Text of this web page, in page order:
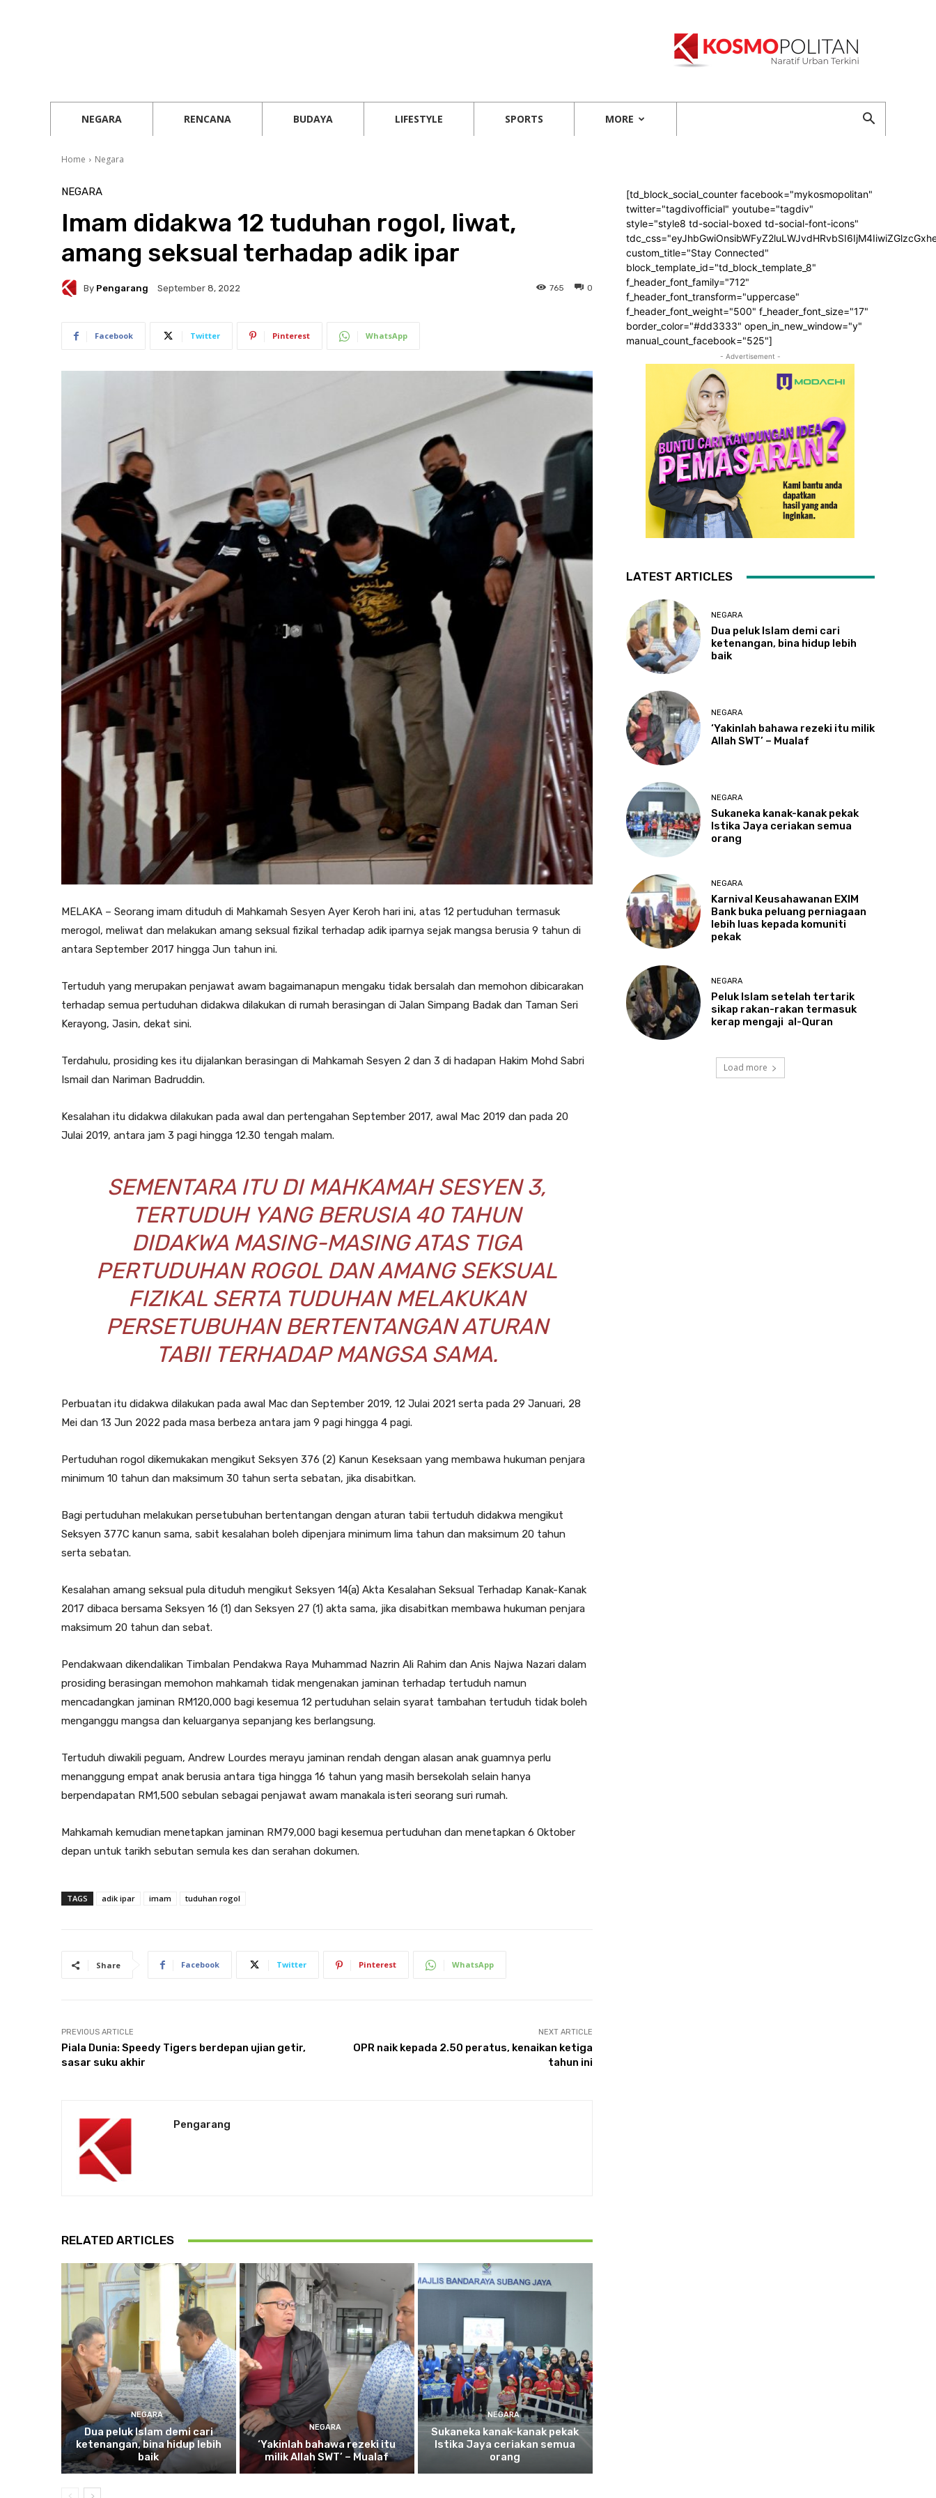
NEGARA RENCANA BUDAYA LIFESTYLE SPORTS MORE
Home Negara
NEGARA
Imam didakwa 12 tuduhan rogol, liwat,
amang seksual terhadap adik ipar
By Pengarang September 8, 2022 0
765
Facebook Twitter Pinterest WhatsApp
MELAKA – Seorang imam dituduh di Mahkamah Sesyen Ayer Keroh hari ini, atas 12 pertuduhan termasuk
merogol, meliwat dan melakukan amang seksual fizikal terhadap adik iparnya sejak mangsa berusia 9 tahun di
antara September 2017 hingga Jun tahun ini.
Tertuduh yang merupakan penjawat awam bagaimanapun mengaku tidak bersalah dan memohon dibicarakan
terhadap semua pertuduhan didakwa dilakukan di rumah berasingan di Jalan Simpang Badak dan Taman Seri
Kerayong, Jasin, dekat sini.
Terdahulu, prosiding kes itu dijalankan berasingan di Mahkamah Sesyen 2 dan 3 di hadapan Hakim Mohd Sabri
Ismail dan Nariman Badruddin.
Kesalahan itu didakwa dilakukan pada awal dan pertengahan September 2017, awal Mac 2019 dan pada 20
Julai 2019, antara jam 3 pagi hingga 12.30 tengah malam.
SEMENTARA ITU DI MAHKAMAH SESYEN 3,
TERTUDUH YANG BERUSIA 40 TAHUN
DIDAKWA MASING-MASING ATAS TIGA
PERTUDUHAN ROGOL DAN AMANG SEKSUAL
FIZIKAL SERTA TUDUHAN MELAKUKAN
PERSETUBUHAN BERTENTANGAN ATURAN
TABII TERHADAP MANGSA SAMA.
Perbuatan itu didakwa dilakukan pada awal Mac dan September 2019, 12 Julai 2021 serta pada 29 Januari, 28
Mei dan 13 Jun 2022 pada masa berbeza antara jam 9 pagi hingga 4 pagi.
Pertuduhan rogol dikemukakan mengikut Seksyen 376 (2) Kanun Keseksaan yang membawa hukuman penjara
minimum 10 tahun dan maksimum 30 tahun serta sebatan, jika disabitkan.
Bagi pertuduhan melakukan persetubuhan bertentangan dengan aturan tabii tertuduh didakwa mengikut
Seksyen 377C kanun sama, sabit kesalahan boleh dipenjara minimum lima tahun dan maksimum 20 tahun
serta sebatan.
Kesalahan amang seksual pula dituduh mengikut Seksyen 14(a) Akta Kesalahan Seksual Terhadap Kanak-Kanak
2017 dibaca bersama Seksyen 16 (1) dan Seksyen 27 (1) akta sama, jika disabitkan membawa hukuman penjara
maksimum 20 tahun dan sebat.
Pendakwaan dikendalikan Timbalan Pendakwa Raya Muhammad Nazrin Ali Rahim dan Anis Najwa Nazari dalam
prosiding berasingan memohon mahkamah tidak mengenakan jaminan terhadap tertuduh namun
mencadangkan jaminan RM120,000 bagi kesemua 12 pertuduhan selain syarat tambahan tertuduh tidak boleh
menganggu mangsa dan keluarganya sepanjang kes berlangsung.
Tertuduh diwakili peguam, Andrew Lourdes merayu jaminan rendah dengan alasan anak guamnya perlu
menanggung empat anak berusia antara tiga hingga 16 tahun yang masih bersekolah selain hanya
berpendapatan RM1,500 sebulan sebagai penjawat awam manakala isteri seorang suri rumah.
Mahkamah kemudian menetapkan jaminan RM79,000 bagi kesemua pertuduhan dan menetapkan 6 Oktober
depan untuk tarikh sebutan semula kes dan serahan dokumen.
TAGS adik ipar imam tuduhan rogol
Share Facebook Twitter Pinterest WhatsApp
PREVIOUS ARTICLE
Piala Dunia: Speedy Tigers berdepan ujian getir,
sasar suku akhir
NEXT ARTICLE
OPR naik kepada 2.50 peratus, kenaikan ketiga
tahun ini
Pengarang
RELATED ARTICLES
NEGARA
Duapeluk Islam demi cari
ketenangan, bina hidup lebih
baik
NEGARA
‘Yakinlahbahawa rezeki itu
milik Allah SWT’ – Mualaf
NEGARA
Sukaneka kanak-kanak pekak
Istika Jaya ceriakan semua
orang
[td_block_social_counter facebook="mykosmopolitan"
twitter="tagdivofficial" youtube="tagdiv"
style="style8 td-social-boxed td-social-font-icons"
custom_title="Stay Connected"
block_template_id="td_block_template_8"
f_header_font_family="712"
f_header_font_transform="uppercase"
f_header_font_weight="500" f_header_font_size="17"
border_color="#dd3333" open_in_new_window="y"
manual_count_facebook="525"]
- Advertisement -
LATEST ARTICLES
NEGARA
Dua peluk Islam demi cari
ketenangan, bina hidup lebih
baik
NEGARA
‘Yakinlah bahawa rezeki itu milik
Allah SWT’ – Mualaf
NEGARA
Sukaneka kanak-kanak pekak
Istika Jaya ceriakan semua
orang
NEGARA
Karnival Keusahawanan EXIM
Bank buka peluang perniagaan
lebih luas kepada komuniti
pekak
NEGARA
PelukIslam setelah tertarik
sikap rakan-rakan termasuk
kerap mengaji al-Quran
Load more